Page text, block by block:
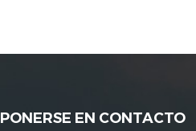
PONERSE EN CONTACTO